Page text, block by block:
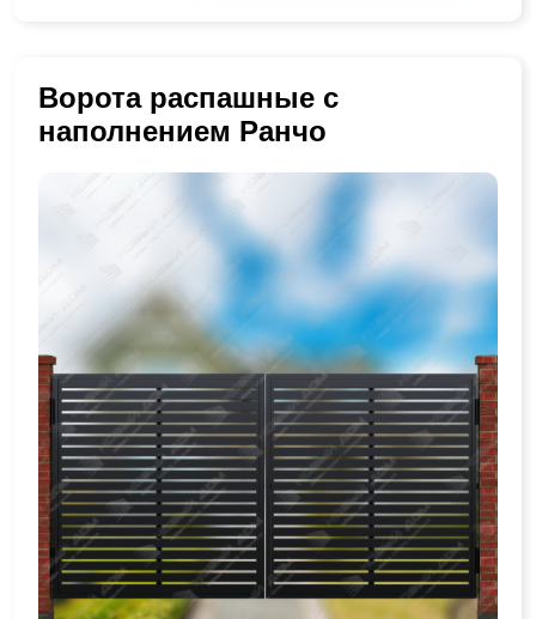
Ворота распашные с
наполнением Ранчо